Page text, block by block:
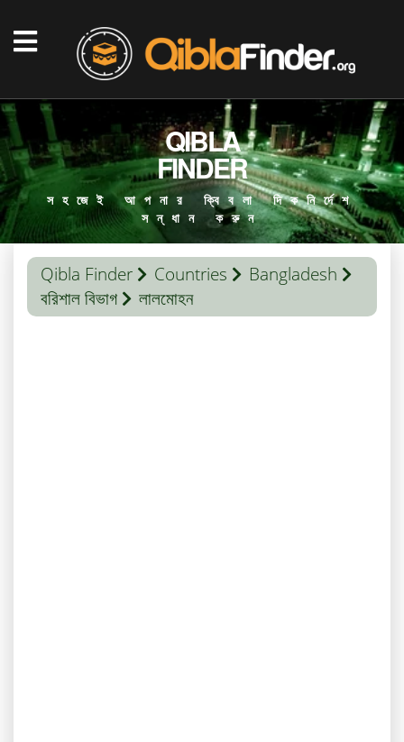
QIBLA
FINDER
সহজেই আপনার ক্বিবলা দিকনির্দেশ
সন্ধান করুন
Qibla Finder Countries
Bangladesh
বরিশাল বিভাগ
লালমোহন